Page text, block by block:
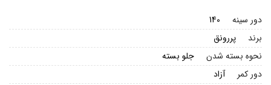
دور سینه
140
برند
پررونق
نحوه بسته شدن
جلو بسته
دور کمر
آزاد